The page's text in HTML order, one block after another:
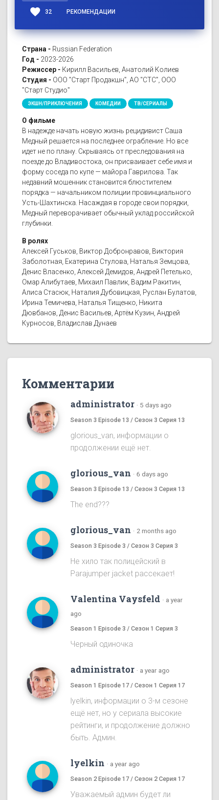
favorite 32 РЕКОМЕНДАЦИИ
Страна - Russian Federation
Год - 2023-2026
Режиссер - Кирилл Васильев, Анатолий Колиев
Студия - ООО "Старт Продакшн", АО "СТС", ООО
"Старт Студио"
ЭКШН/ПРИКЛЮЧЕНИЯ КОМЕДИИ ТВ/СЕРИАЛЫ
О фильме
В надежде начать новую жизнь рецидивист Саша
Медный решается на последнее ограбление. Но все
идет не по плану. Скрываясь от преследования на
поезде до Владивостока, он присваивает себе имя и
форму соседа по купе — майора Гаврилова. Так
недавний мошенник становится блюстителем
порядка — начальником полиции провинциального
Усть-Шахтинска. Насаждая в городе свои порядки,
Медный переворачивает обычный уклад российской
глубинки.
В ролях
Алексей Гуськов, Виктор Добронравов, Виктория
Заболотная, Екатерина Стулова, Наталья Земцова,
Денис Власенко, Алексей Демидов, Андрей Петелько,
Омар Алибутаев, Михаил Павлик, Вадим Ракитин,
Алиса Стасюк, Наталия Дубовицкая, Руслан Булатов,
Ирина Темичева, Наталья Тищенко, Никита
Дювбанов, Денис Васильев, Артём Кузин, Андрей
Курносов, Владислав Дунаев
Комментарии
administrator · 5 days ago
Season 3 Episode 13 / Сезон 3 Серия 13
glorious_van, информации о
продолжении ещё нет.
glorious_van · 6 days ago
Season 3 Episode 13 / Сезон 3 Серия 13
The end???
glorious_van · 2 months ago
Season 3 Episode 3 / Сезон 3 Серия 3
Не хило так полицейский в
Parajumper jacket рассекает!
Valentina Vaysfeld · a year
ago
Season 1 Episode 3 / Сезон 1 Серия 3
Черный одиночка
administrator · a year ago
Season 1 Episode 17 / Сезон 1 Серия 17
lyelkin, информации о 3-м сезоне
ещё нет, но у сериала высокие
рейтинги, и продолжение должно
быть. Админ.
lyelkin · a year ago
Season 2 Episode 17 / Сезон 2 Серия 17
Уважаемый админ будет ли